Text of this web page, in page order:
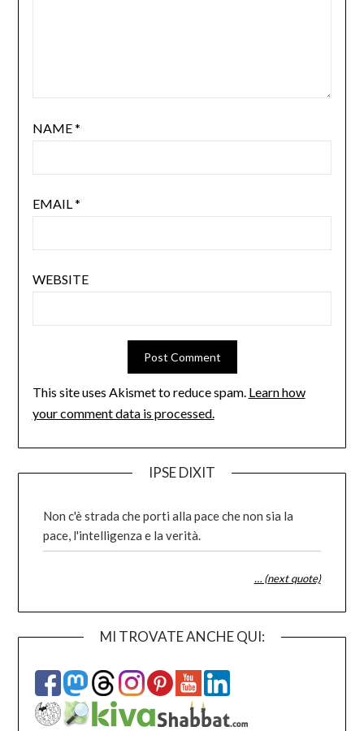
NAME*
EMAIL*
WEBSITE
This site uses Akismet to reduce spam. Learn how
your comment data is processed.
IPSE DIXIT
Non c'è strada che porti alla pace che non sia la
pace, l'intelligenza e la verità.
… (next quote)
MI TROVATE ANCHE QUI: